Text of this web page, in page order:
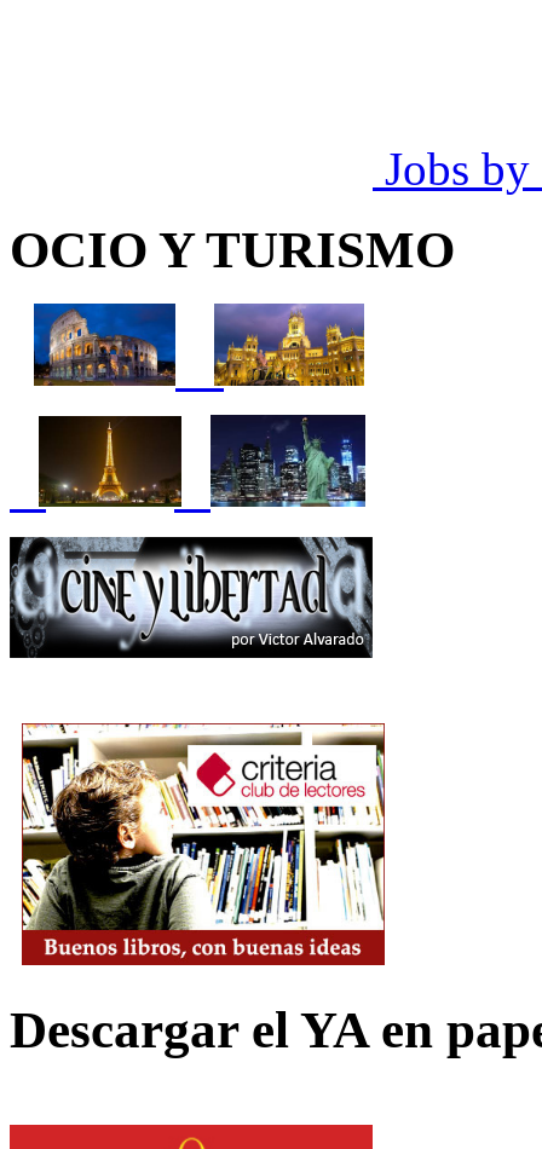
Jobs by
OCIO Y TURISMO
Descargar el YA en